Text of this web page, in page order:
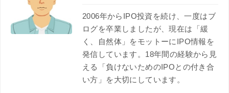
2006年からIPO投資を続け、一度はブ
ログを卒業しましたが、現在は「緩
く、自然体」をモットーにIPO情報を
発信しています。18年間の経験から見
える「負けないためのIPOとの付き合
い方」を大切にしています。